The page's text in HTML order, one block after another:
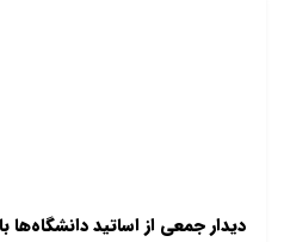
دیدار جمعی از اساتید دانشگاه‌ها